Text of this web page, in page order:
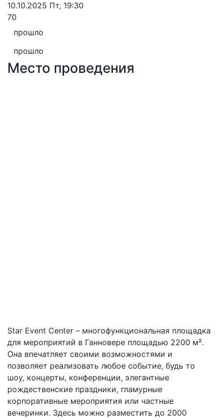
10.10.2025 Пт, 19:30
70
прошло
прошло
Место проведения
Star Event Center – многофункциональная площадка
для мероприятий в Ганновере площадью 2200 м².
Она впечатляет своими возможностями и
позволяет реализовать любое событие, будь то
шоу, концерты, конференции, элегантные
рождественские праздники, гламурные
корпоративные мероприятия или частные
вечеринки. Здесь можно разместить до 2000